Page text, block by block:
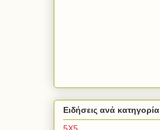
Ειδήσεις ανά κατηγορία